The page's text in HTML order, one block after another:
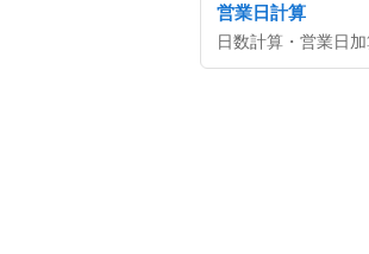
営業日計算
日数計算・営業日